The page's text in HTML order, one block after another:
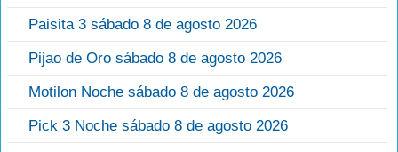
Paisita 3 sábado 8 de agosto 2026
Pijao de Oro sábado 8 de agosto 2026
Motilon Noche sábado 8 de agosto 2026
Pick 3 Noche sábado 8 de agosto 2026